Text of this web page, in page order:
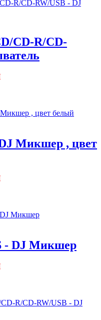
CD-R/CD-
Микшер , цвет
- DJ Микшер